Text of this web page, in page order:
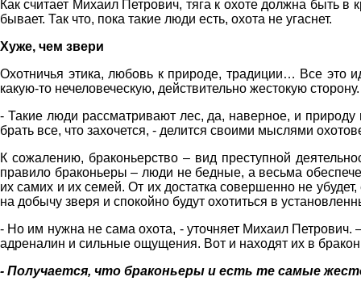
Как считает Михаил Петрович, тяга к охоте должна быть
бывает. Так что, пока такие люди есть, охота не угаснет.
Хуже, чем звери
Охотничья этика, любовь к природе, традиции… Все это
какую-то нечеловеческую, действительно жестокую сторону.
- Такие люди рассматривают лес, да, наверное, и
брать все, что захочется, - делится своими мыслями
К сожалению, браконьерство – вид преступной
правило браконьеры – люди не бедные, а весьма
их самих и их семей. От их достатка совершенно не
на добычу зверя и спокойно будут охотиться в
- Но им нужна не сама охота, - уточняет Михаил
адреналин и сильные ощущения. Вот и находят их в
- Получается, что браконьеры и есть те самые